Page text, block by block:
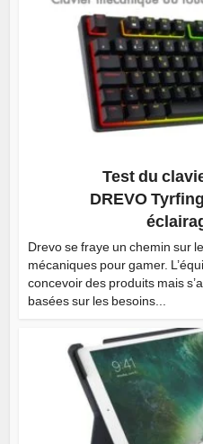
Test du
DREVO
Drevo se fraye un chemin sur
mécaniques pour gamer.
concevoir des produits mais
basées sur les besoins...